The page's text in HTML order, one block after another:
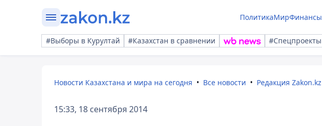
ПолитикаМирФинансы
#Выборы в Курултай #Казахстан в сравнении #Спецпроекты
Новости Казахстана и мира на сегодня Все новости Редакция Zakon.kz
15:33, 18 сентября 2014